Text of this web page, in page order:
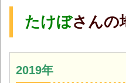
たけぼさんの
2019年